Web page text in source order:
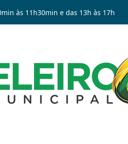
às 11h30min e das 13h às 17h